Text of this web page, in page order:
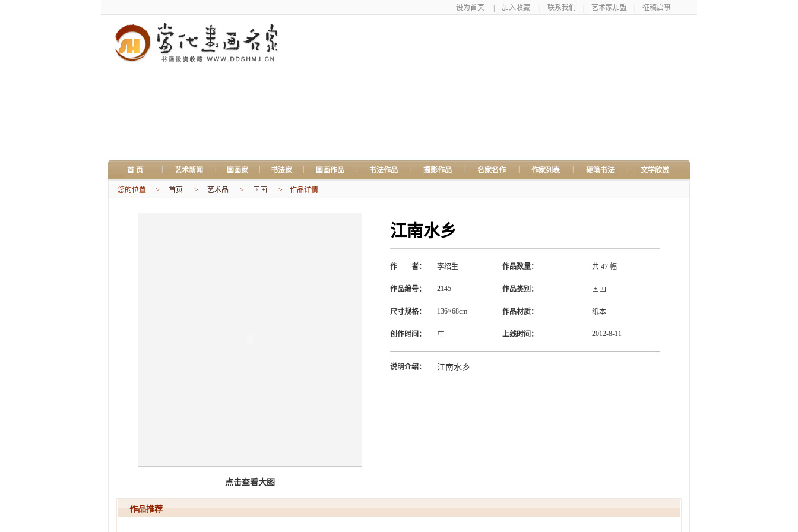
设为首页 加入收藏 联系我们 艺术家加盟 征稿启事
首 页 艺术新闻 国画家 书法家 国画作品 书法作品 摄影作品 名家名作 作家列表 硬笔书法 文学欣赏
您的位置 -> 首页 -> 艺术品 -> 国画 -> 作品详情
点击查看大图
江南水乡
作 者： 李绍生 作品数量： 共 47 幅
作品编号： 2145 作品类别： 国画
尺寸规格： 136×68cm 作品材质： 纸本
创作时间： 年 上线时间： 2012-8-11
说明介绍： 江南水乡
作品推荐